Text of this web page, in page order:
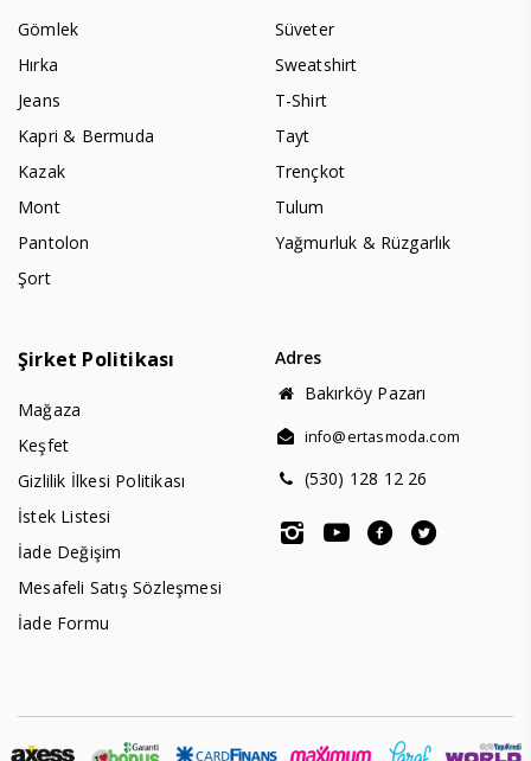
Gömlek
Hırka
Jeans
Kapri & Bermuda
Kazak
Mont
Pantolon
Şort
Süveter
Sweatshirt
T-Shirt
Tayt
Trençkot
Tulum
Yağmurluk & Rüzgarlık
Şirket Politikası
Mağaza
Keşfet
Gizlilik İlkesi Politikası
İstek Listesi
İade Değişim
Mesafeli Satış Sözleşmesi
İade Formu
Adres
Bakırköy Pazarı
info@ertasmoda.com
(530) 128 12 26